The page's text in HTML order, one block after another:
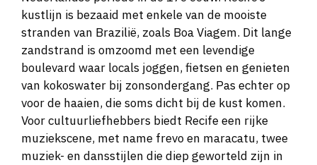
kustlijn is bezaaid met enkele van de mooiste
stranden van Brazilië, zoals Boa Viagem. Dit lange
zandstrand is omzoomd met een levendige
boulevard waar locals joggen, fietsen en genieten
van kokoswater bij zonsondergang. Pas echter op
voor de haaien, die soms dicht bij de kust komen.
Voor cultuurliefhebbers biedt Recife een rijke
muziekscene, met name frevo en maracatu, twee
muziek- en dansstijlen die diep geworteld zijn in